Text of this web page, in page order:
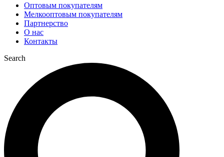
Оптовым покупателям
Мелкооптовым покупателям
Партнерство
О нас
Контакты
Search